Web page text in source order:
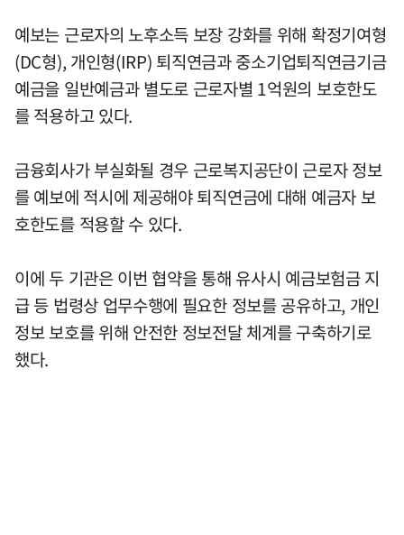
예보는 근로자의 노후소득 보장 강화를 위해 확정기여형
(DC형), 개인형(IRP) 퇴직연금과 중소기업퇴직연금기금
예금을 일반예금과 별도로 근로자별 1억원의 보호한도
를 적용하고 있다.
금융회사가 부실화될 경우 근로복지공단이 근로자 정보
를 예보에 적시에 제공해야 퇴직연금에 대해 예금자 보
호한도를 적용할 수 있다.
이에 두 기관은 이번 협약을 통해 유사시 예금보험금 지
급 등 법령상 업무수행에 필요한 정보를 공유하고, 개인
정보 보호를 위해 안전한 정보전달 체계를 구축하기로
했다.